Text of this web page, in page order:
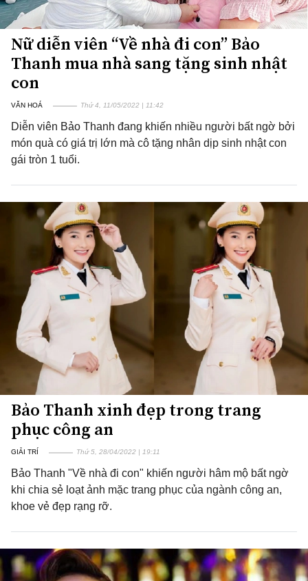
Nữ diễn viên “Về nhà đi con” Bảo
Thanh mua nhà sang tặng sinh nhật
con
VĂN HOÁ Thứ 4, 11/05/2022 | 11:42
Diễn viên Bảo Thanh đang khiến nhiều người bất ngờ bởi
món quà có giá trị lớn mà cô tặng nhân dịp sinh nhật con
gái tròn 1 tuổi.
Bảo Thanh xinh đẹp trong trang
phục công an
GIẢI TRÍ Thứ 5, 28/04/2022 | 19:11
Bảo Thanh "Về nhà đi con" khiến người hâm mộ bất ngờ
khi chia sẻ loạt ảnh mặc trang phục của ngành công an,
khoe vẻ đẹp rạng rỡ.